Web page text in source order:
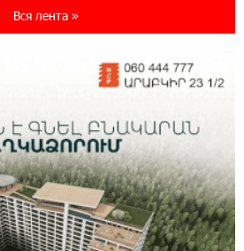
преимуществами для путешествий и
дикой природы в Гнишике с
08-2026
обеспечат круглосуточный
дикой природы в Гнишике с
Вся лента »